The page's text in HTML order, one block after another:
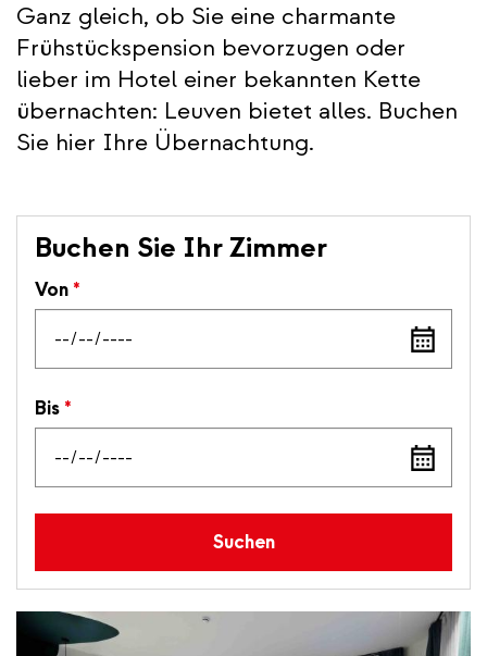
Ganz gleich, ob Sie eine charmante
Frühstückspension bevorzugen oder
lieber im Hotel einer bekannten Kette
übernachten: Leuven bietet alles. Buchen
Sie hier Ihre Übernachtung.
Buchen Sie Ihr Zimmer
Von *
Add
a
Bis *
Add
a
date
Suchen